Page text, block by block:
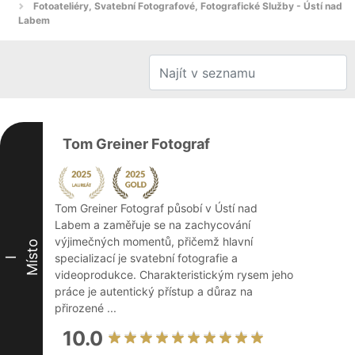
Fotoateliéry, Svatební Fotografové, Fotografické Služby - Ústí nad
Labem
I Místo
Tom Greiner Fotograf
Tom Greiner Fotograf působí v Ústí nad
Labem a zaměřuje se na zachycování
výjimečných momentů, přičemž hlavní
specializací je svatební fotografie a
videoprodukce. Charakteristickým rysem jeho
práce je autentický přístup a důraz na
přirozené ...
10.0